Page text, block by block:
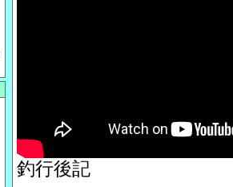
釣行後記